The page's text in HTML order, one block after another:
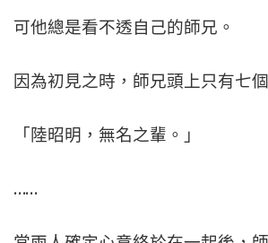
可他總是看不透自己的師兄。
因為初見之時，師兄頭上只有七
「陸昭明，無名之輩。」
……